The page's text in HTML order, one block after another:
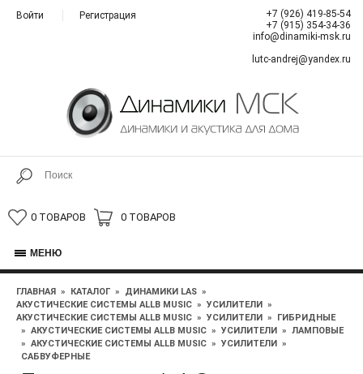
Войти Регистрация
+7 (926) 419-85-54
+7 (915) 354-34-36
info@dinamiki-msk.ru
lutc-andrej@yandex.ru
0 ТОВАРОВ 0 ТОВАРОВ
МЕНЮ
ГЛАВНАЯ » КАТАЛОГ » ДИНАМИКИ LAS »
АКУСТИЧЕСКИЕ СИСТЕМЫ ALLB MUSIC » УСИЛИТЕЛИ »
АКУСТИЧЕСКИЕ СИСТЕМЫ ALLB MUSIC » УСИЛИТЕЛИ »
ГИБРИДНЫЕ
» АКУСТИЧЕСКИЕ СИСТЕМЫ ALLB MUSIC » УСИЛИТЕЛИ » ЛАМПОВЫЕ
» АКУСТИЧЕСКИЕ СИСТЕМЫ ALLB MUSIC » УСИЛИТЕЛИ »
САБВУФЕРНЫЕ